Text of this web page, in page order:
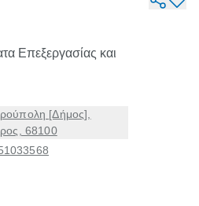
Επεξεργασίας και
[Δήμος],
68100